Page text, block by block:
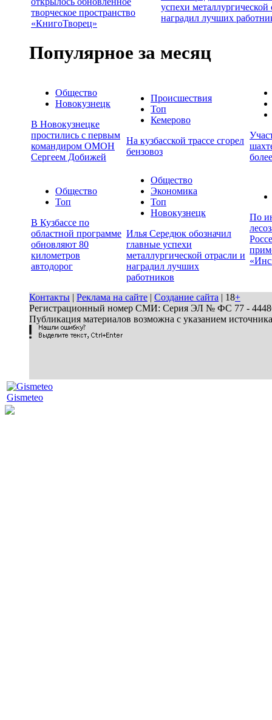
творческое пространство
«КнигоТворец»
успехи металлургической
наградил лучших
Популярное за месяц
Общество
Новокузнецк
В Новокузнецке
простились с первым
командиром ОМОН
Сергеем Добижей
Происшествия
Топ
Кемерово
На кузбасской трассе сгорел
бензовоз
Общество
Топ
В Кузбассе по
областной программе
обновляют 80
километров
автодорог
Общество
Экономика
Топ
Новокузнецк
Илья Середюк обозначил
главные успехи
металлургической отрасли и
наградил лучших
работников
По
Контакты | Реклама на сайте | Создание сайта | 18+
Регистрационный номер СМИ: Серия ЭЛ № ФС 77 - 44486
Публикация материалов возможна с указанием
Gismeteo